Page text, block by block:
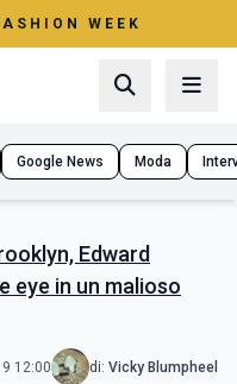
WEEK
Google News Moda
Edward
eye in un malioso
12:00 di: Vicky Blumpheel